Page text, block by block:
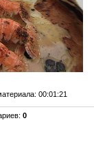
: 00:01:21
: 0